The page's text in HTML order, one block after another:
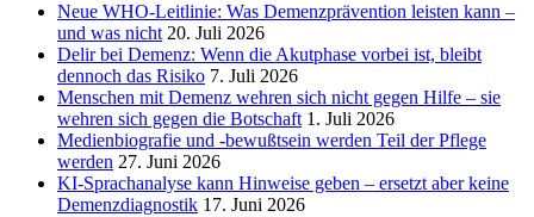
Neue WHO-Leitlinie: Was Demenzprävention leisten kann –
und was nicht 20. Juli 2026
Delir bei Demenz: Wenn die Akutphase vorbei ist, bleibt
dennoch das Risiko 7. Juli 2026
Menschen mit Demenz wehren sich nicht gegen Hilfe – sie
wehren sich gegen die Botschaft 1. Juli 2026
Medienbiografie und -bewußtsein werden Teil der Pflege
werden 27. Juni 2026
KI-Sprachanalyse kann Hinweise geben – ersetzt aber keine
Demenzdiagnostik 17. Juni 2026